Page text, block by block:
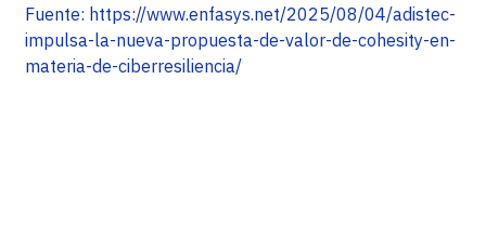
Fuente: https://www.enfasys.net/2025/08/04/adistec-
impulsa-la-nueva-propuesta-de-valor-de-cohesity-en-
materia-de-ciberresiliencia/